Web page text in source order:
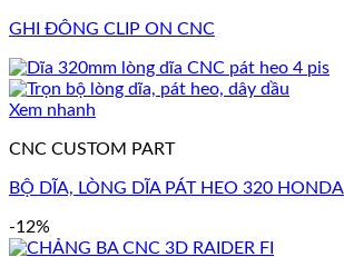
GHI ĐÔNG CLIP ON CNC
Xem nhanh
CNC CUSTOM PART
BỘ DĨA, LÒNG DĨA PÁT HEO 320
-12%